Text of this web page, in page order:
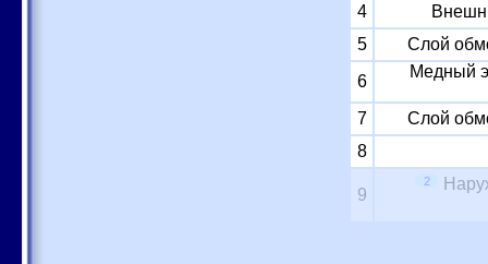
4
5
Слой
6
Медный
7
Слой
8
9
2